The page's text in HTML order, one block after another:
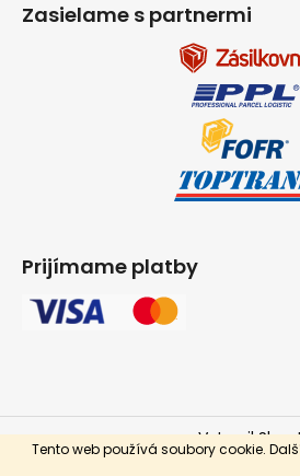
Tento web používá soubory cookie.
Zasielame s partnermi
Prijímame platby
Vytvoril